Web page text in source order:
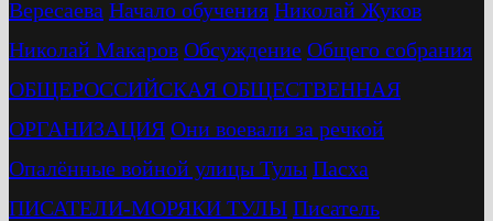
Вересаева Начало обучения Николай Жуков
Николай Макаров Обсуждение Общего собрания
ОБЩЕРОССИЙСКАЯ ОБЩЕСТВЕННАЯ
ОРГАНИЗАЦИЯ Они воевали за речкой
Опалённые войной улицы Тулы Пасха
ПИСАТЕЛИ-МОРЯКИ ТУЛЫ Писатель